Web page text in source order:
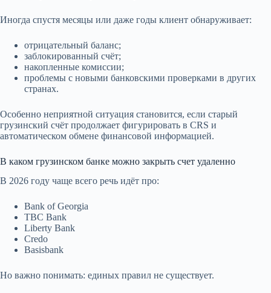
Иногда спустя месяцы или даже годы клиент обнаруживает:
отрицательный баланс;
заблокированный счёт;
накопленные комиссии;
проблемы с новыми банковскими проверками в других
странах.
Особенно неприятной ситуация становится, если старый
грузинский счёт продолжает фигурировать в CRS и
автоматическом обмене финансовой информацией.
В каком грузинском банке можно закрыть счет удаленно
В 2026 году чаще всего речь идёт про:
Bank of Georgia
TBC Bank
Liberty Bank
Credo
Basisbank
Но важно понимать: единых правил не существует.